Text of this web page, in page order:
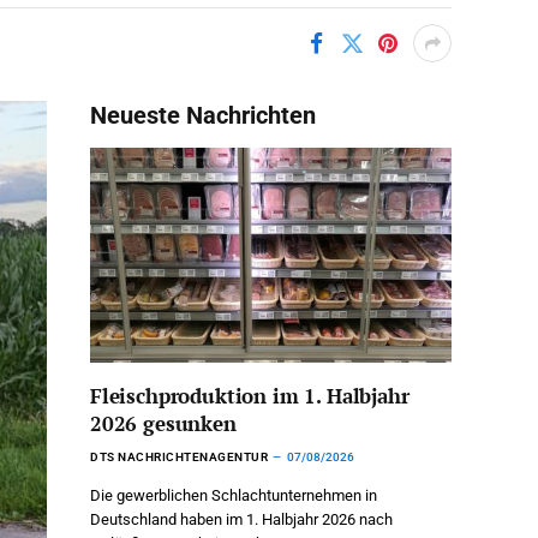
Neueste Nachrichten
Fleischproduktion im 1. Halbjahr
2026 gesunken
DTS NACHRICHTENAGENTUR 07/08/2026
Die gewerblichen Schlachtunternehmen in
Deutschland haben im 1. Halbjahr 2026 nach